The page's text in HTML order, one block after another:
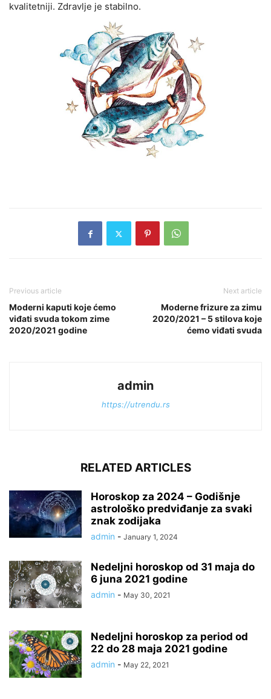
kvalitetniji. Zdravlje je stabilno.
Previous article
Moderni kaputi koje ćemo
viđati svuda tokom zime
2020/2021 godine
Next article
Moderne frizure za zimu
2020/2021 – 5 stilova koje
ćemo viđati svuda
admin
https://utrendu.rs
RELATED ARTICLES
Horoskop za 2024 – Godišnje
astrološko predviđanje za svaki
znak zodijaka
admin - January 1, 2024
Nedeljni horoskop od 31 maja do
6 juna 2021 godine
admin - May 30, 2021
Nedeljni horoskop za period od
22 do 28 maja 2021 godine
admin - May 22, 2021